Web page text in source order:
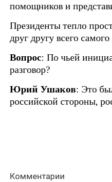
помощников и
Президенты тепло
друг другу всего
Вопрос: По чьей
разговор?
Юрий Ушаков: Это
российской стороны,
Комментарии